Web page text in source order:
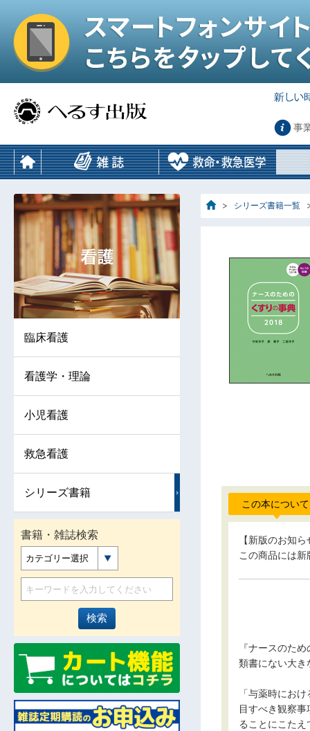
事
シリーズ書籍一覧
この本について
【新版のお知ら
この商品には
『ナースのた
類書にない大き
「与薬時にお
目すべき観察
ることにこた
臨床看護
看護学・理論
小児看護
救急看護
シリーズ書籍
書籍・雑誌検索
カテゴリー選択